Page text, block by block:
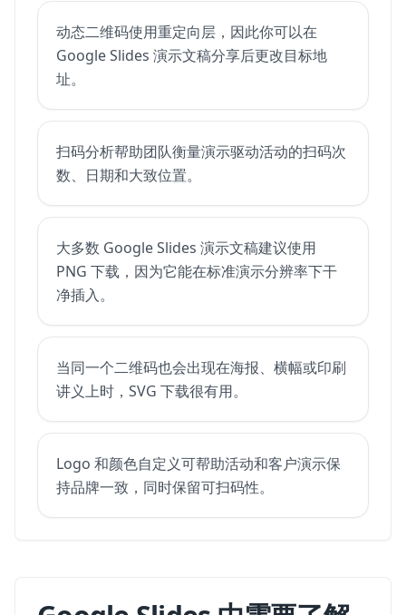
动态二维码使用重定向层，因此你可以在
Google Slides 演示文稿分享后更改目标地
址。
扫码分析帮助团队衡量演示驱动活动的扫码次
数、日期和大致位置。
大多数 Google Slides 演示文稿建议使用
PNG 下载，因为它能在标准演示分辨率下干
净插入。
当同一个二维码也会出现在海报、横幅或印刷
讲义上时，SVG 下载很有用。
Logo 和颜色自定义可帮助活动和客户演示保
持品牌一致，同时保留可扫码性。